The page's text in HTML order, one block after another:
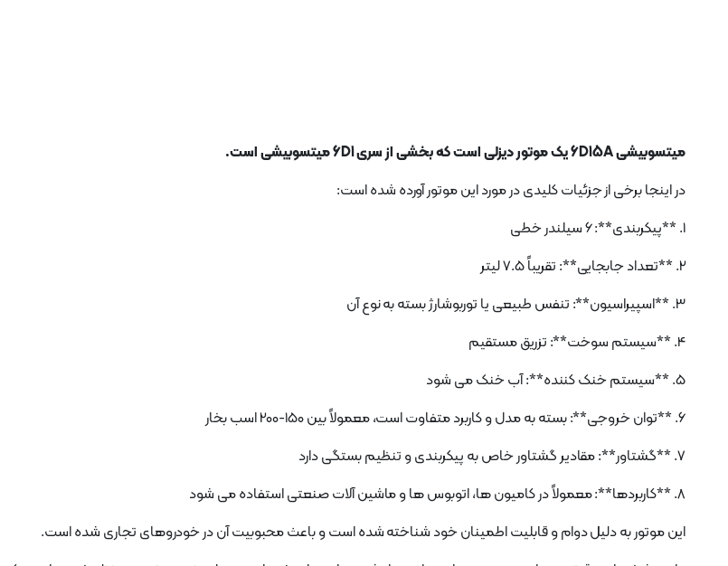
میتسوبیشی 6D15A یک موتور دیزلی است که بخشی از سری 6D1 میتسوبیشی است.
در اینجا برخی از جزئیات کلیدی در مورد این موتور آورده شده است:
1. **پیکربندی**: 6 سیلندر خطی
2. **تعداد جابجایی**: تقریباً 7.5 لیتر
3. **اسپیراسیون**: تنفس طبیعی یا توربوشارژ بسته به نوع آن
4. **سیستم سوخت**: تزریق مستقیم
5. **سیستم خنک کننده**: آب خنک می شود
6. **توان خروجی**: بسته به مدل و کاربرد متفاوت است، معمولاً بین 150-200 اسب بخار
7. **گشتاور**: مقادیر گشتاور خاص به پیکربندی و تنظیم بستگی دارد
8. **کاربردها**: معمولاً در کامیون ها، اتوبوس ها و ماشین آلات صنعتی استفاده می شود
این موتور به دلیل دوام و قابلیت اطمینان خود شناخته شده است و باعث محبوبیت آن در خودروهای تجاری شده است.